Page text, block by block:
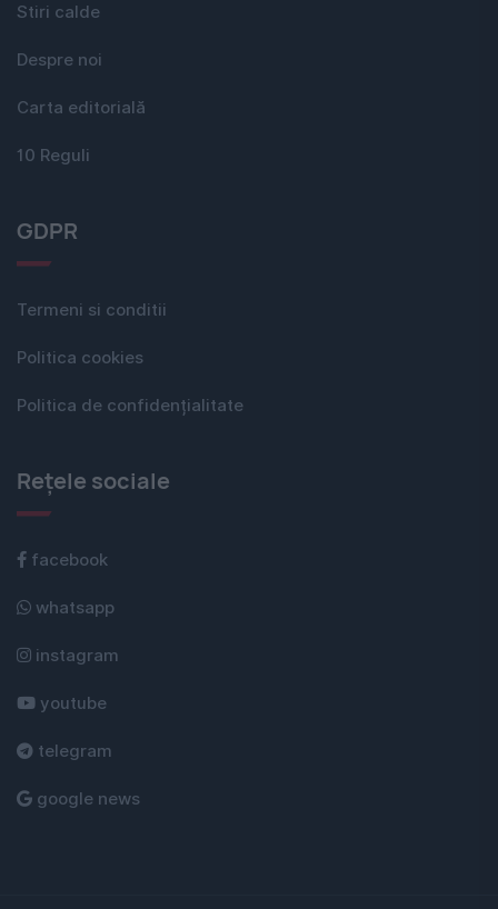
Stiri calde
Despre noi
Carta editorială
10 Reguli
GDPR
Termeni si conditii
Politica cookies
Politica de confidențialitate
Rețele sociale
facebook
whatsapp
instagram
youtube
telegram
google news